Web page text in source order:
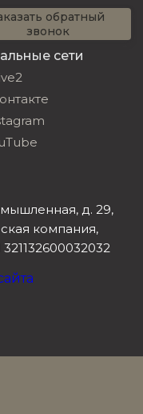
обратный
звонок
сети
д. 29,
компания,